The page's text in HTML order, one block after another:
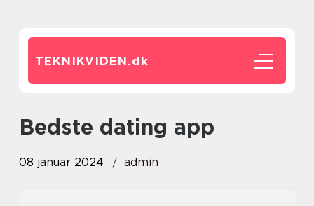
TEKNIKVIDEN.dk
bedste dating app
08 januar 2024 admin